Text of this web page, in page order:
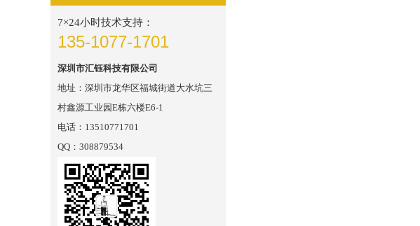
7×24小时技术支持：
135-1077-1701
深圳市汇钰科技有限公司
地址：深圳市龙华区福城街道大水坑三
村鑫源工业园E栋六楼E6-1
电话：13510771701
QQ：308879534